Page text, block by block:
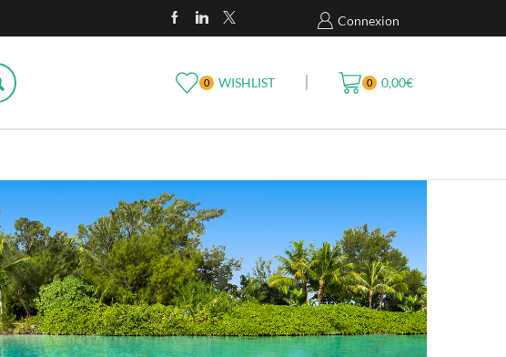
Livraison Gratuite En France À Partir De
Connexion
0 WISHLIST 0 0,00€